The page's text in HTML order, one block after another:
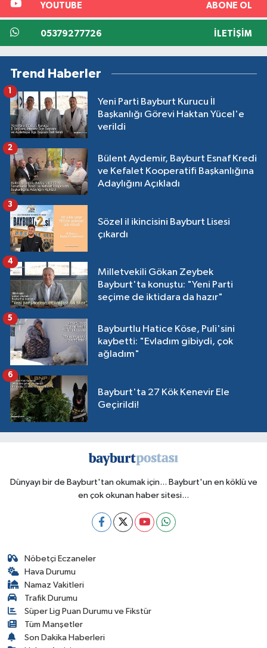
YOUTUBE ABONE OL
05379277726 İLETIŞIM
Trend Haberler
Yeni Parti Bayburt Kurucu İl
Başkanlığı Görevi Haktan Yücel'e
verildi
1
Bülent Aydemir, Bayburt Esnaf Kredi
ve Kefalet Kooperatifi Başkanlığına
Adaylığını Açıkladı
2
Sözel il ikincisini Bayburt Lisesi
çıkardı
3
Milletvekili Gökan Zeybek
Bayburt'ta konuştu: "Yeni Parti
seçime de iktidara da hazır"
4
Bayburtlu Hatice Köse, Puli'sini
kaybetti: "Evladım gibiydi, çok
ağladım"
5
Bayburt'ta 27 Kök Kenevir Ele
Geçirildi!
6
Dünyayı bir de Bayburt'tan okumak için... Bayburt'un en köklü ve
en çok okunan haber sitesi...
Nöbetçi Eczaneler
Hava Durumu
Namaz Vakitleri
Trafik Durumu
Süper Lig Puan Durumu ve Fikstür
Tüm Manşetler
Son Dakika Haberleri